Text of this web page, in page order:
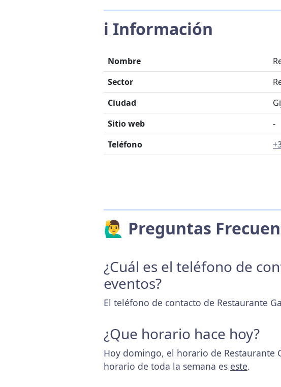
ℹ️ Información
Nombre
Sector
Ciudad
Sitio web
-
Teléfono
🙋‍♂️ Preguntas
¿Cuál es el teléfono de
eventos?
El teléfono de contacto de Restaurante
¿Que horario hace hoy?
Hoy domingo, el horario de Restaurante
horario de toda la semana es este.